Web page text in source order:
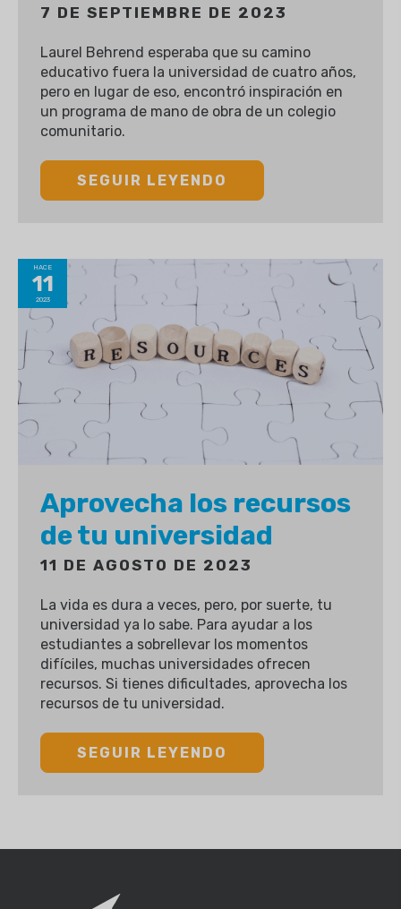
7 DE SEPTIEMBRE DE 2023
Laurel Behrend esperaba que su camino
educativo fuera la universidad de cuatro años,
pero en lugar de eso, encontró inspiración en
un programa de mano de obra de un colegio
comunitario.
SEGUIR LEYENDO
HACE
11
2023
Aprovecha los recursos
de tu universidad
11 DE AGOSTO DE 2023
La vida es dura a veces, pero, por suerte, tu
universidad ya lo sabe. Para ayudar a los
estudiantes a sobrellevar los momentos
difíciles, muchas universidades ofrecen
recursos. Si tienes dificultades, aprovecha los
recursos de tu universidad.
SEGUIR LEYENDO